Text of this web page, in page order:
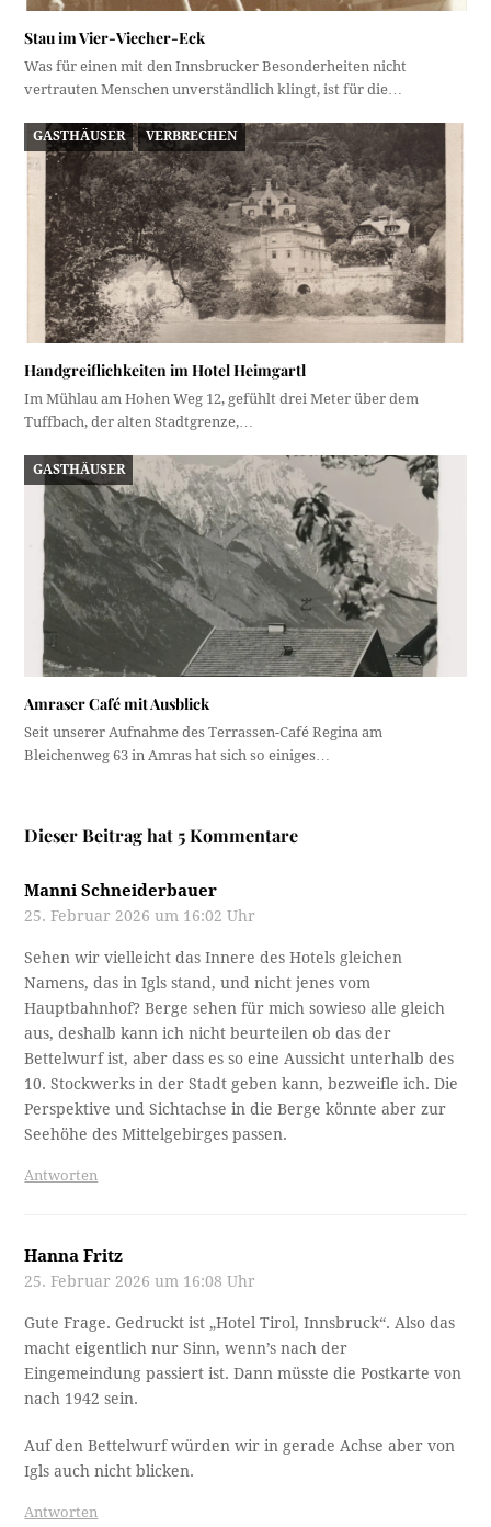
Stau im Vier-Viecher-Eck
Was für einen mit den Innsbrucker Besonderheiten nicht
vertrauten Menschen unverständlich klingt, ist für die…
GASTHÄUSER VERBRECHEN
Handgreiflichkeiten im Hotel Heimgartl
Im Mühlau am Hohen Weg 12, gefühlt drei Meter über dem
Tuffbach, der alten Stadtgrenze,…
GASTHÄUSER
Amraser Café mit Ausblick
Seit unserer Aufnahme des Terrassen-Café Regina am
Bleichenweg 63 in Amras hat sich so einiges…
Dieser Beitrag hat 5 Kommentare
Manni Schneiderbauer
25. Februar 2026 um 16:02 Uhr
Sehen wir vielleicht das Innere des Hotels gleichen
Namens, das in Igls stand, und nicht jenes vom
Hauptbahnhof? Berge sehen für mich sowieso alle gleich
aus, deshalb kann ich nicht beurteilen ob das der
Bettelwurf ist, aber dass es so eine Aussicht unterhalb des
10. Stockwerks in der Stadt geben kann, bezweifle ich. Die
Perspektive und Sichtachse in die Berge könnte aber zur
Seehöhe des Mittelgebirges passen.
Antworten
Hanna Fritz
25. Februar 2026 um 16:08 Uhr
Gute Frage. Gedruckt ist „Hotel Tirol, Innsbruck“. Also das
macht eigentlich nur Sinn, wenn’s nach der
Eingemeindung passiert ist. Dann müsste die Postkarte von
nach 1942 sein.
Auf den Bettelwurf würden wir in gerade Achse aber von
Igls auch nicht blicken.
Antworten